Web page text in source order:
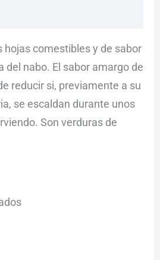
hojas comestibles y de sabor
del nabo. El sabor amargo de
reducir si, previamente a su
se escaldan durante unos
Son verduras de